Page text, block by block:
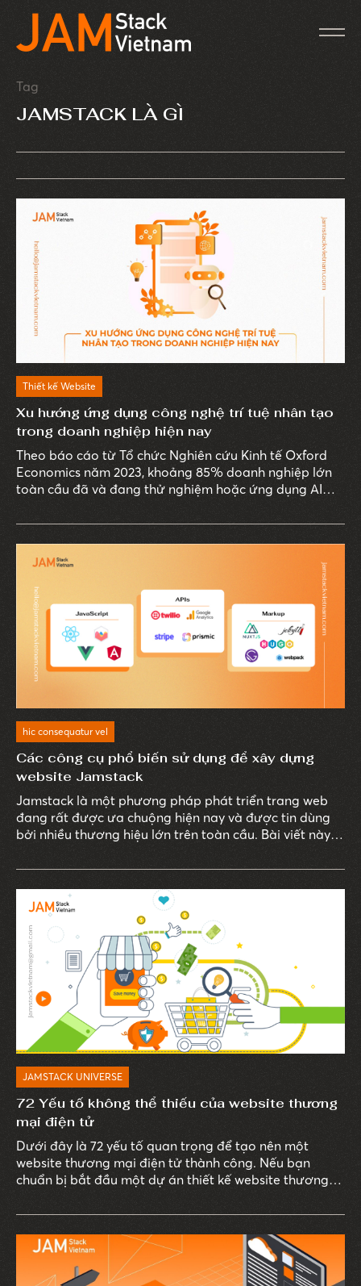
Tag
JAMSTACK LÀ GÌ
Thiết kế Website
Xu hướng ứng dụng công nghệ trí tuệ nhân tạo
trong doanh nghiệp hiện nay
Theo báo cáo từ Tổ chức Nghiên cứu Kinh tế Oxford
Economics năm 2023, khoảng 85% doanh nghiệp lớn
toàn cầu đã và đang thử nghiệm hoặc ứng dụng AI
đang dần trở thành công cụ không thể thiếu đối với
doanh nghiệp, không chỉ cải thiện hiệu quả vận hành
mà còn tối ưu hóa trải nghiệm khách hàng, góp phần
hic consequatur vel
Các công cụ phổ biến sử dụng để xây dựng
website Jamstack
Jamstack là một phương pháp phát triển trang web
đang rất được ưa chuộng hiện nay và được tin dùng
bởi nhiều thương hiệu lớn trên toàn cầu. Bài viết này
xây dựng website Jamstack.
JAMSTACK UNIVERSE
72 Yếu tố không thể thiếu của website thương
mại điện tử
Dưới đây là 72 yếu tố quan trọng để tạo nên một
website thương mại điện tử thành công. Nếu bạn
chuẩn bị bắt đầu một dự án thiết kế website thương
hoặc làm mới website của mình, đây là cơ hội để nâng
cấp và tăng cơ hội kinh doanh.